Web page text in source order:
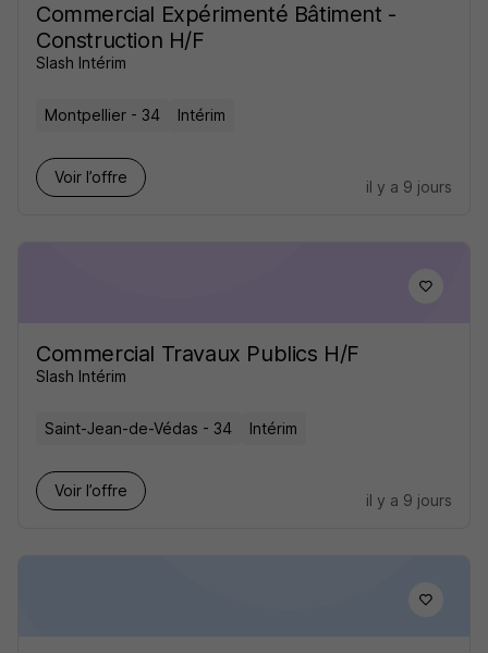
Commercial Expérimenté Bâtiment -
Construction H/F
Slash Intérim
Montpellier - 34 Intérim
Voir l’offre
il y a 9 jours
Commercial Travaux Publics H/F
Slash Intérim
Saint-Jean-de-Védas - 34 Intérim
Voir l’offre
il y a 9 jours